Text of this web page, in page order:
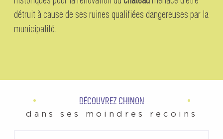
détruit à cause de ses ruines qualifiées dangereuses par la
municipalité.
DÉCOUVREZ CHINON
dans ses moindres recoins